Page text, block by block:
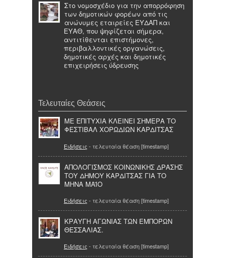
Στο νομοσχέδιο για την απορρόφηση
των δημοτικών φορέων από τις
ανώνυμες εταιρείες ΕΥΔΑΠ και
ΕΥΑΘ, που ψηφίζεται σήμερα,
αντιτίθενται επιστήμονες,
περιβαλλοντικές οργανώσεις,
δημοτικές αρχές και δημοτικές
επιχειρήσεις ύδρευσης
Τελευταίες Θεάσεις
ΜΕ ΕΠΙΤΥΧΙΑ ΚΛΕΙΝΕΙ ΣΗΜΕΡΑ ΤΟ
ΦΕΣΤΙΒΑΛ ΧΟΡΩΔΙΩΝ ΚΑΡΔΙΤΣΑΣ
Ειδήσεις - τελευταία θέαση [timestamp]
ΑΠΟΛΟΓΙΣΜΟΣ ΚΟΙΝΩΝΙΚΗΣ ΔΡΑΣΗΣ
ΤΟΥ ΔΗΜΟΥ ΚΑΡΔΙΤΣΑΣ ΓΙΑ ΤΟ
ΜΗΝΑ ΜΑΪΟ
Ειδήσεις - τελευταία θέαση [timestamp]
ΚΡΑΥΓΗ ΑΓΩΝΙΑΣ ΤΩΝ ΕΜΠΟΡΩΝ
ΘΕΣΣΑΛΙΑΣ.
Ειδήσεις - τελευταία θέαση [timestamp]